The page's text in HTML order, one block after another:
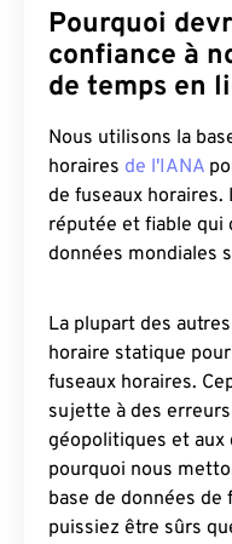
Pourquoi
confiance à
de temps en
Nous utilisons la
horaires de l'IANA
de fuseaux horaires.
réputée et fiable qui
données mondiales
La plupart des
horaire statique
fuseaux horaires.
sujette à des
géopolitiques et aux
pourquoi nous
base de données de
puissiez être sûrs